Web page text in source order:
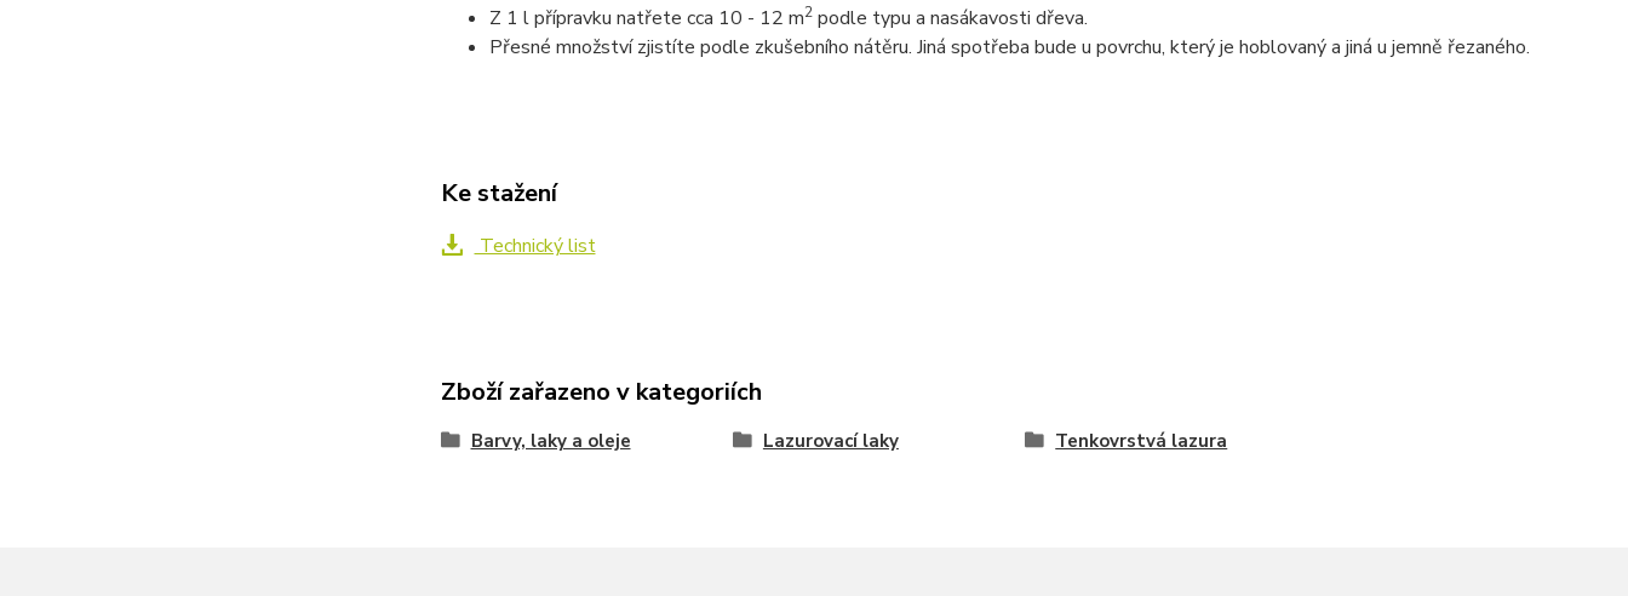
Z 1 l přípravku natřete cca 10 - 12 m2podle typu a nasákavosti dřeva.
Přesné množství zjistíte podle zkušebního nátěru. Jiná spotřeba bude u povrchu, který je hoblovaný a jiná u jemně řezaného.
Ke stažení
Technický list
Zboží zařazeno v kategoriích
Barvy, laky a oleje Lazurovací laky Tenkovrstvá lazura